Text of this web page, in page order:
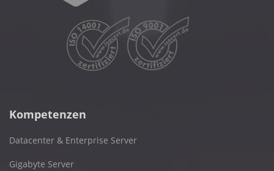
Kompetenzen
Datacenter & Enterprise Server
Gigabyte Server